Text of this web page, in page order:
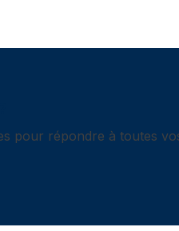
pour répondre à toutes